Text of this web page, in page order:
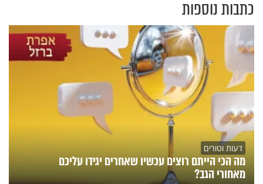
כתבות נוספות
דעות וטורים
מה הכי הייתם רוצים עכשיו שאחרים יגידו עליכם
מאחורי הגב?